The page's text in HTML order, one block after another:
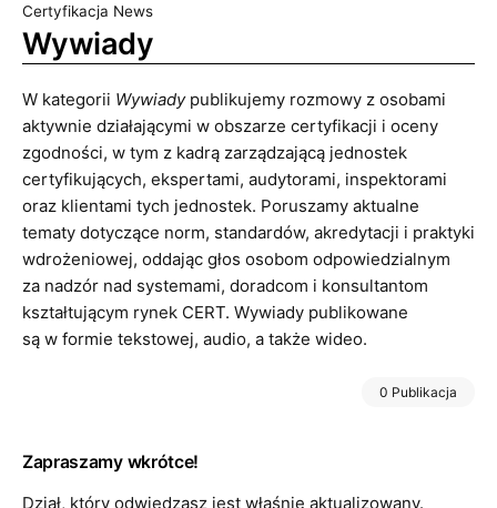
Certyfikacja News
Wywiady
W kategorii Wywiadypublikujemy rozmowy z osobami
aktywnie działającymi w obszarze certyfikacji i oceny
zgodności, w tym z kadrą zarządzającą jednostek
certyfikujących, ekspertami, audytorami, inspektorami
oraz klientami tych jednostek. Poruszamy aktualne
tematy dotyczące norm, standardów, akredytacji i praktyki
wdrożeniowej, oddając głos osobom odpowiedzialnym
za nadzór nad systemami, doradcom i konsultantom
kształtującym rynek CERT. Wywiady publikowane
są w formie tekstowej, audio, a także wideo.
0 Publikacja
Zapraszamy wkrótce!
Dział, który odwiedzasz jest właśnie aktualizowany.